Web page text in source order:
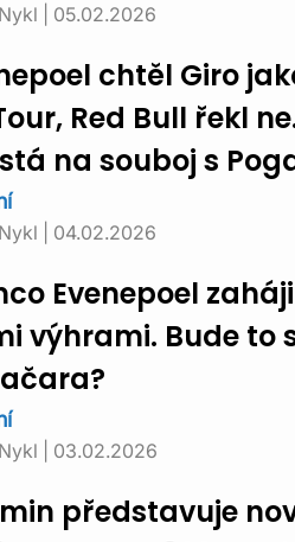
05.02.2026
chtěl Giro
Red Bull řekl
na souboj s
04.02.2026
Evenepoel
výhrami. Bude to
03.02.2026
představuje